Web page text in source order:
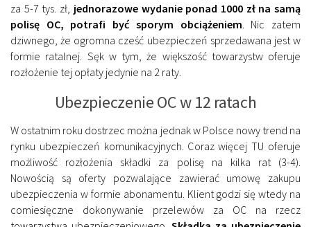
za 5-7 tys. zł, jednorazowe wydanie ponad 1000 zł na samą
polisę OC, potrafi być sporym obciążeniem . Nic zatem
dziwnego, że ogromna cześć ubezpieczeń sprzedawana jest w
formie ratalnej. Sęk w tym, że większość towarzystw oferuje
rozłożenie tej opłaty jedynie na 2 raty.
Ubezpieczenie OC w 12 ratach
W ostatnim roku dostrzec można jednak w Polsce nowy trend na
rynku ubezpieczeń komunikacyjnych. Coraz więcej TU oferuje
możliwość rozłożenia składki za polisę na kilka rat (3-4).
Nowością są oferty pozwalające zawierać umowę zakupu
ubezpieczenia w formie abonamentu. Klient godzi się wtedy na
comiesięczne dokonywanie przelewów za OC na rzecz